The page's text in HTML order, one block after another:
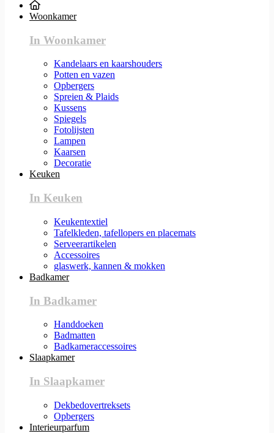
Woonkamer
In Woonkamer
Kandelaars en kaarshouders
Potten en vazen
Opbergers
Spreien & Plaids
Kussens
Spiegels
Fotolijsten
Lampen
Kaarsen
Decoratie
Keuken
In Keuken
Keukentextiel
Tafelkleden, tafellopers en placemats
Serveerartikelen
Accessoires
glaswerk, kannen & mokken
Badkamer
In Badkamer
Handdoeken
Badmatten
Badkameraccessoires
Slaapkamer
In Slaapkamer
Dekbedovertreksets
Opbergers
Interieurparfum